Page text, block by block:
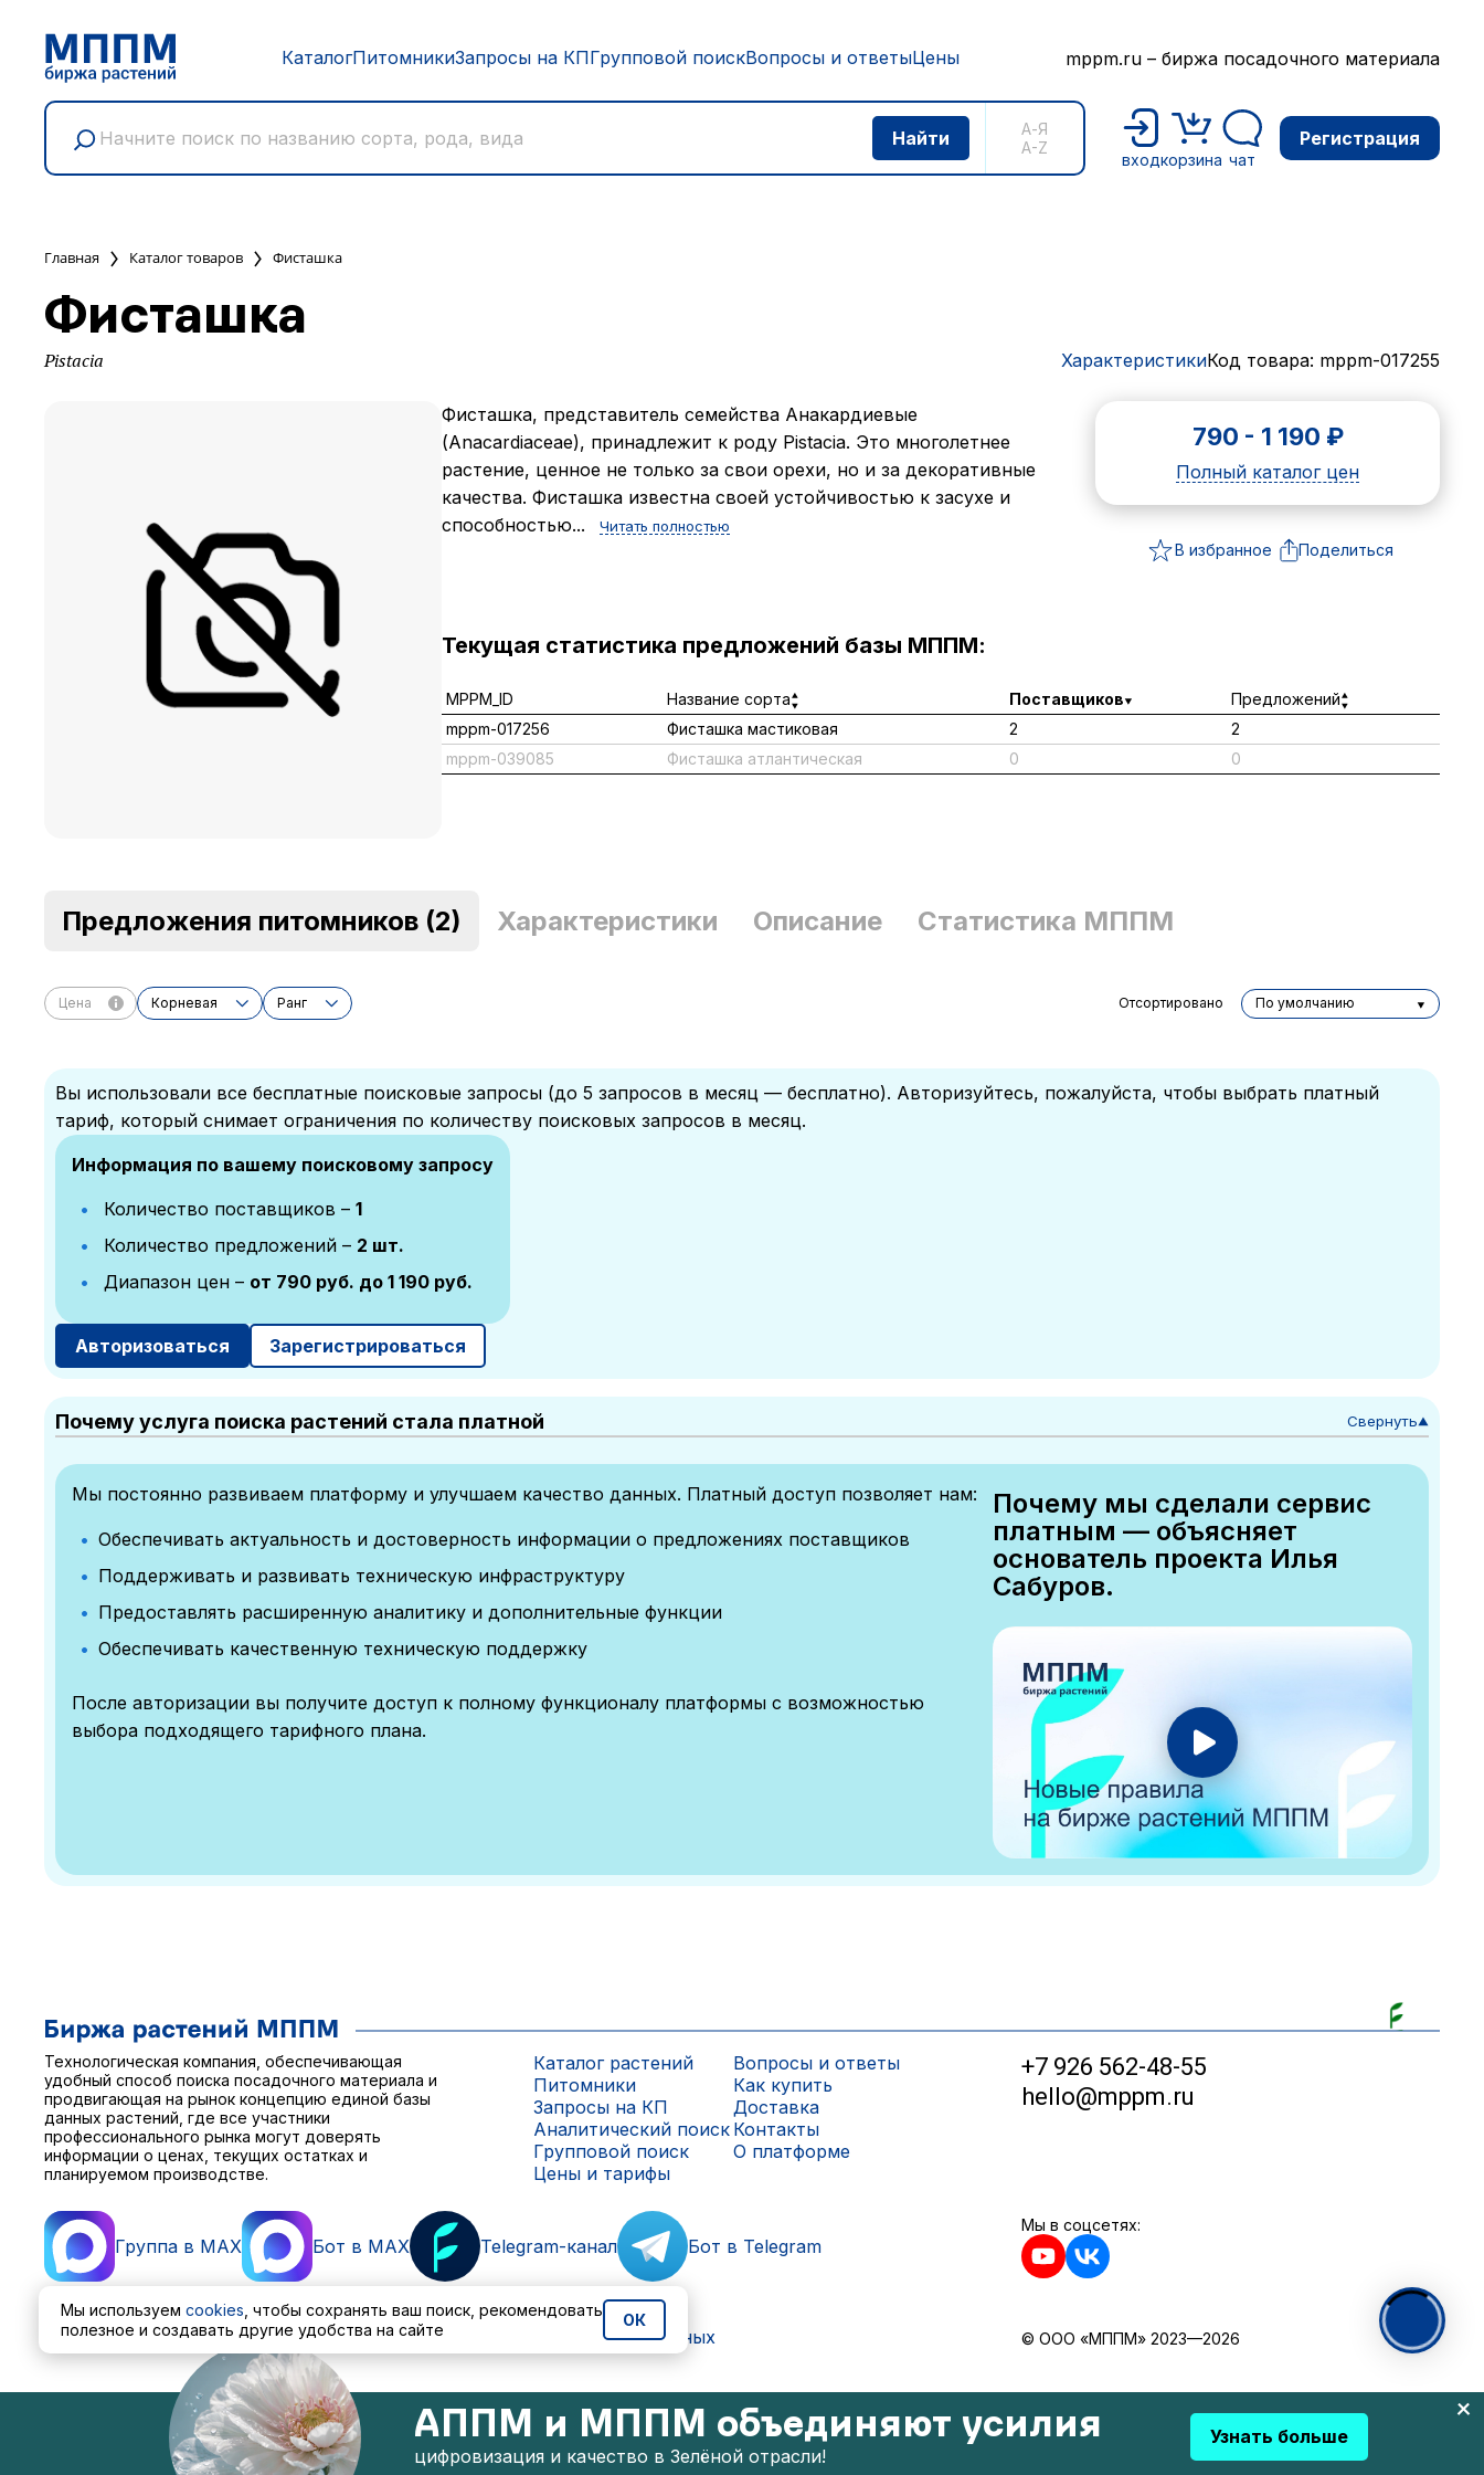
КаталогПитомникиЗапросы на КПГрупповой поискВопросы и ответыЦены mppm.ru – биржа посадочного материала
А-Я
A-Z
входкорзина чат
Регистрация
Главная Каталог товаров Фисташка
Фисташка
Pistacia ХарактеристикиКод товара: mppm-017255
Фисташка, представитель семейства Анакардиевые
(Anacardiaceae), принадлежит к роду Pistacia. Это многолетнее
растение, ценное не только за свои орехи, но и за декоративные
качества. Фисташка известна своей устойчивостью к засухе и
способностью...
Читать полностью
790 - 1 190 ₽
Полный каталог цен
В избранное Поделиться
Текущая статистика предложений базы МППМ:
MPPM_ID Название сорта Поставщиков
Предложений
mppm-017256
Фисташка мастиковая 2
2
mppm-039085
Фисташка атлантическая 0 0
Предложения питомников (2) Характеристики Описание Статистика МППМ
Цена Корневая Ранг Отсортировано По умолчанию
Вы использовали все бесплатные поисковые запросы (до 5 запросов в месяц — бесплатно). Авторизуйтесь, пожалуйста, чтобы выбрать платный
тариф, который снимает ограничения по количеству поисковых запросов в месяц.
Информация по вашему поисковому запросу
Количество поставщиков – 1
Количество предложений – 2 шт.
Диапазон цен – от 790 руб. до 1 190 руб.
Авторизоваться Зарегистрироваться
Почему услуга поиска растений стала платной Свернуть▼
Мы постоянно развиваем платформу и улучшаем качество данных. Платный доступ позволяет нам:
Обеспечивать актуальность и достоверность информации о предложениях поставщиков
Поддерживать и развивать техническую инфраструктуру
Предоставлять расширенную аналитику и дополнительные функции
Обеспечивать качественную техническую поддержку
После авторизации вы получите доступ к полному функционалу платформы с возможностью
выбора подходящего тарифного плана.
Почему мы сделали сервис
платным — объясняет
основатель проекта Илья
Сабуров.
АППМ и МППМ объединяют усилия
цифровизация и качество в Зелёной отрасли!
Узнать больше
Технологическая компания, обеспечивающая
удобный способ поиска посадочного материала и
продвигающая на рынок концепцию единой базы
данных растений, где все участники
профессионального рынка могут доверять
информации о ценах, текущих остатках и
планируемом производстве.
Каталог растений
Питомники
Запросы на КП
Аналитический поиск
Групповой поиск
Цены и тарифы
Вопросы и ответы
Как купить
Доставка
Контакты
О платформе
+7 926 562-48-55
hello@mppm.ru
Группа в MAX Бот в MAX Telegram-канал Бот в Telegram
Мы в соцсетях:
Пользовательское соглашениеПолитика обработки персональных данных © ООО «МППМ» 2023—2026
Мы используем cookies , чтобы сохранять ваш поиск, рекомендовать
полезное и создавать другие удобства на сайте
ОК